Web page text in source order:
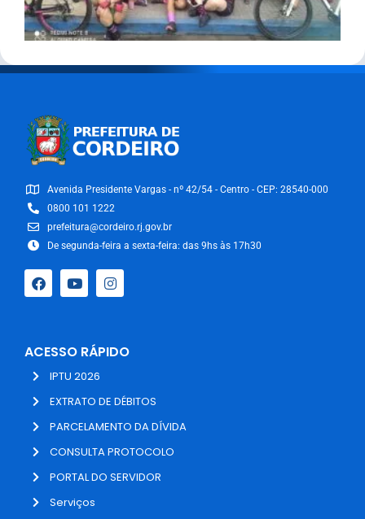
Avenida Presidente Vargas - nº 42/54 - Centro - CEP: 28540-000
0800 101 1222
prefeitura@cordeiro.rj.gov.br
De segunda-feira a sexta-feira: das 9hs às 17h30
ACESSO RÁPIDO
IPTU 2026
EXTRATO DE DÉBITOS
PARCELAMENTO DA DÍVIDA
CONSULTA PROTOCOLO
PORTAL DO SERVIDOR
Serviços